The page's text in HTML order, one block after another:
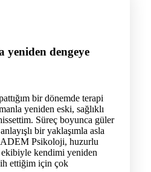
yeniden dengeye
bir dönemde terapi
yeniden eski, sağlıklı
Süreç boyunca güler
bir yaklaşımla asla
Psikoloji, huzurlu
kendimi yeniden
ettiğim için çok